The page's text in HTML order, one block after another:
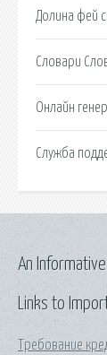
Долина фей
Словари
Онлайн
Служба
Links to
Требование
An